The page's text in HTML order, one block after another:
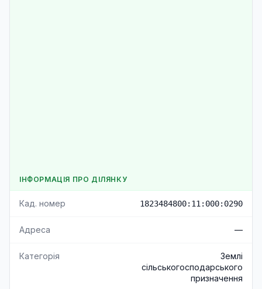
ІНФОРМАЦІЯ ПРО ДІЛЯНКУ
Кад. номер 1823484800:11:000:0290
Адреса —
Категорія
Землі
сільськогосподарського
призначення